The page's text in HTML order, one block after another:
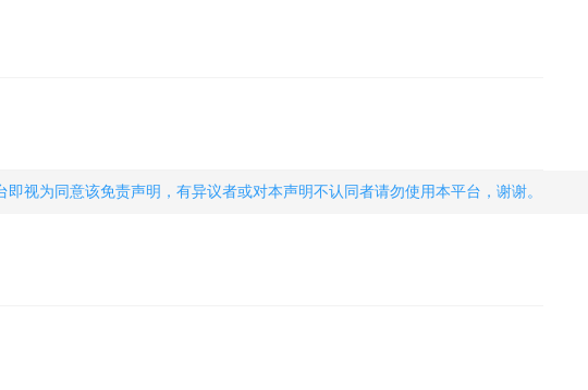
视为同意该免责声明，有异议者或对本声明不认同者请勿使用本平台，谢谢。